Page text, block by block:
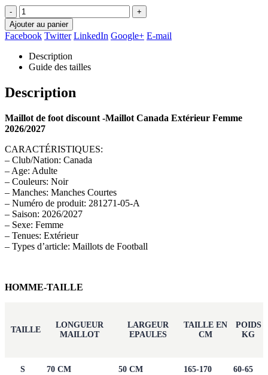
-
+
Ajouter au panier
Facebook Twitter LinkedIn Google+ E-mail
Description
Guide des tailles
Description
Maillot de foot discount -Maillot Canada Extérieur Femme
2026/2027
CARACTÉRISTIQUES:
– Club/Nation: Canada
– Age: Adulte
– Couleurs: Noir
– Manches: Manches Courtes
– Numéro de produit: 281271-05-A
– Saison: 2026/2027
– Sexe: Femme
– Tenues: Extérieur
– Types d’article: Maillots de Football
HOMME-TAILLE
TAILLE
LONGUEUR
MAILLOT
LARGEUR
EPAULES
TAILLE EN
CM
POIDS
KG
S 70 CM 50 CM 165-170 60-65